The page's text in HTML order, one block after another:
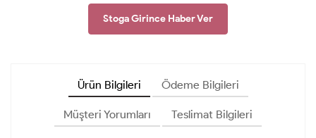
Stoga Girince Haber Ver
Ürün Bilgileri Ödeme Bilgileri
Müşteri Yorumları Teslimat Bilgileri